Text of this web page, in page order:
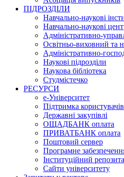
ПІДРОЗДІЛИ
Навчально-наукові
Навчально-наукові
Адміністративно-
Освітньо-виховний та
Адміністративно-
Наукові підрозділи
Наукова бібліотека
Студмістечко
РЕСУРСИ
е-Університет
Підтримка користувачів
Державні закупівлі
ОЩАДБАНК оплата
ПРИВАТБАНК оплата
Поштовий сервер
Програмне
Інституційний
Сайти університету